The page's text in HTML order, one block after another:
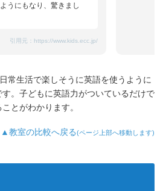
うにもなり、驚きまし
引用元： https://www.kids.ecc.jp/
常生活で楽しそうに英語を使うように
。子どもに英語力がついているだけで
とがわかります。
▲教室の比較へ戻る(ページ上部へ移動します)